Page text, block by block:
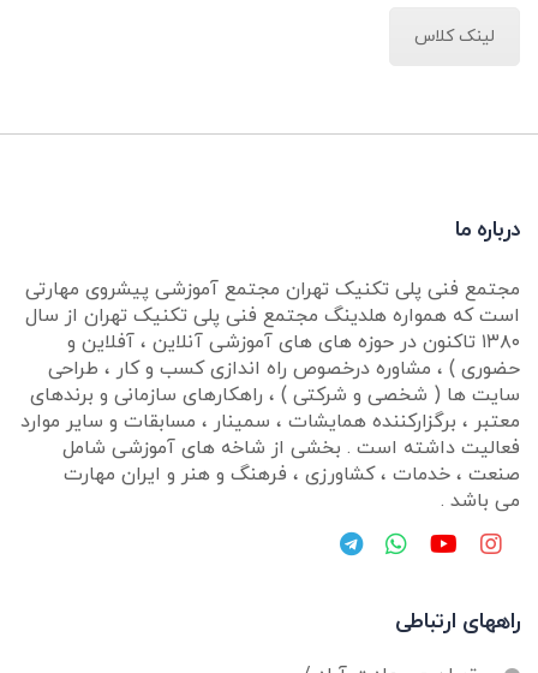
لینک کلاس
درباره ما
مجتمع فنی پلی تکنیک تهران مجتمع آموزشی پیشروی مهارتی
است که همواره هلدینگ مجتمع فنی پلی تکنیک تهران از سال
١٣٨۰ تاکنون در حوزه های های آموزشی آنلاین ، آفلاین و
حضوری ) ، مشاوره درخصوص راه اندازی کسب و کار ، طراحی
سایت ها ( شخصی و شرکتی ) ، راهکارهای سازمانی و برندهای
معتبر ، برگزارکننده همایشات ، سمینار ، مسابقات و سایر موارد
فعالیت داشته است . بخشی از شاخه های آموزشی شامل
صنعت ، خدمات ، کشاورزی ، فرهنگ و هنر و ایران مهارت
می باشد .
راههای ارتباطی